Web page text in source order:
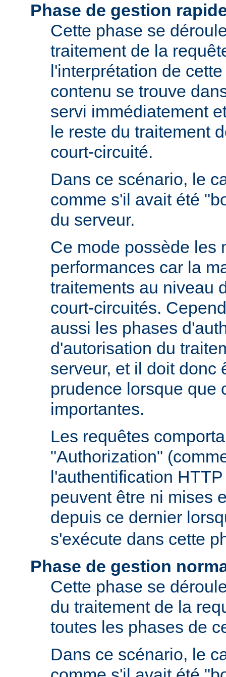
Phase de gestion
Cette phase se
traitement de la
l'interprétation de
contenu se trouve
servi immédiatement
le reste du traitement
court-circuité.
Dans ce scénario, le
comme s'il avait été
du serveur.
Ce mode possède les
performances car la
traitements au niveau
court-circuités.
aussi les phases
d'autorisation du
serveur, et il doit donc
prudence lorsque que
importantes.
Les requêtes
"Authorization"
l'authentification
peuvent être ni mises
depuis ce dernier
s'exécute dans cette
Phase de gestion
Cette phase se
du traitement de la
toutes les phases de
Dans ce scénario, le